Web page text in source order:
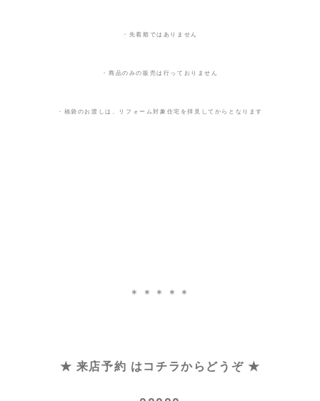
・先着順ではありません
・商品のみの販売は行っておりません
・福袋のお渡しは、リフォーム対象住宅を拝見してからとなります
＊＊＊＊＊
★ 来店予約 はコチラからどうぞ ★